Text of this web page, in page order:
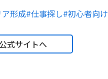
形成#仕事探し#初心者向け
公式サイトへ